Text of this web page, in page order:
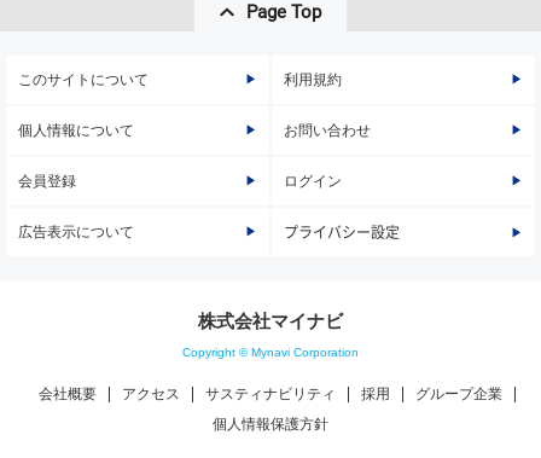
Page Top
このサイトについて 利用規約
個人情報について お問い合わせ
会員登録 ログイン
広告表示について プライバシー設定
株式会社マイナビ
Copyright © Mynavi Corporation
会社概要 アクセス サスティナビリティ 採用
グループ企業
個人情報保護方針